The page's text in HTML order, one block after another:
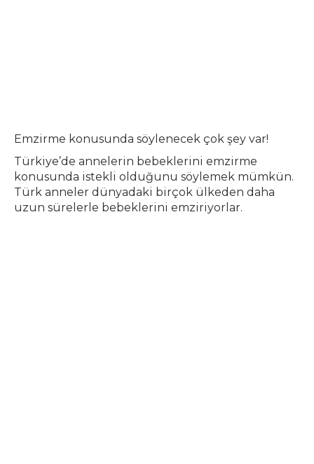
Emzirme konusunda söylenecek çok şey var!
Türkiye’de annelerin bebeklerini emzirme
konusunda istekli olduğunu söylemek mümkün.
Türk anneler dünyadaki birçok ülkeden daha
uzun sürelerle bebeklerini emziriyorlar.